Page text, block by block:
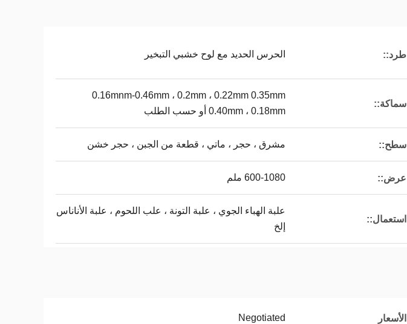
طرد:: الحرس الحديد مع لوح خشبي التبخير
سماكة::
0.16mnm-0.46mm ، 0.2mm ، 0.22mm 0.35mm
0.40mm ، 0.18mm أو حسب الطلب
سطح:: مشرق ، حجر ، ماتي ، قطعة من الجبن ، حجر خشن
عرض:: 600-1080 ملم
استعمال::
علبة الهباء الجوي ، علبة التونة ، علب اللحوم ، علبة الأناناس
إلخ
الأسعار Negotiated